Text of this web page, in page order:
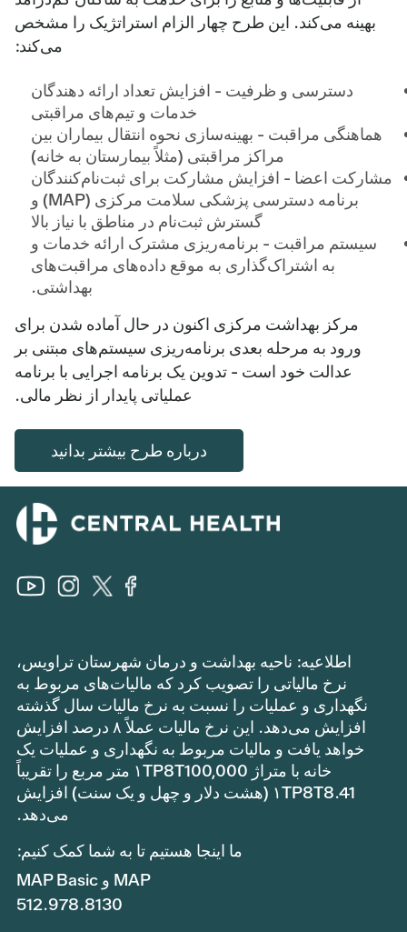
بهینه می‌کند. این طرح چهار الزام استراتژیک را مشخص
می‌کند:
دسترسی و ظرفیت - افزایش تعداد ارائه دهندگان
خدمات و تیم‌های مراقبتی
هماهنگی مراقبت - بهینه‌سازی نحوه انتقال بیماران بین
مراکز مراقبتی (مثلاً بیمارستان به خانه)
مشارکت اعضا - افزایش مشارکت برای ثبت‌نام‌کنندگان
برنامه دسترسی پزشکی سلامت مرکزی (MAP) و
گسترش ثبت‌نام در مناطق با نیاز بالا
سیستم مراقبت - برنامه‌ریزی مشترک ارائه خدمات و
به اشتراک‌گذاری به موقع داده‌های مراقبت‌های
بهداشتی.
مرکز بهداشت مرکزی اکنون در حال آماده شدن برای
ورود به مرحله بعدی برنامه‌ریزی سیستم‌های مبتنی بر
عدالت خود است - تدوین یک برنامه اجرایی با برنامه
عملیاتی پایدار از نظر مالی.
درباره طرح بیشتر بدانید
اطلاعیه: ناحیه بهداشت و درمان شهرستان تراویس،
نرخ مالیاتی را تصویب کرد که مالیات‌های مربوط به
نگهداری و عملیات را نسبت به نرخ مالیات سال گذشته
افزایش می‌دهد. این نرخ مالیات عملاً ۸ درصد افزایش
خواهد یافت و مالیات مربوط به نگهداری و عملیات یک
خانه با متراژ ۱TP8T100,000 متر مربع را تقریباً
۱TP8T8.41 (هشت دلار و چهل و یک سنت) افزایش
می‌دهد.
ما اینجا هستیم تا به شما کمک کنیم:
MAP و MAP Basic
512.978.8130